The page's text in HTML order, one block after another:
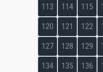
113 114 115
120 121 122
127 128 129
134 135 136